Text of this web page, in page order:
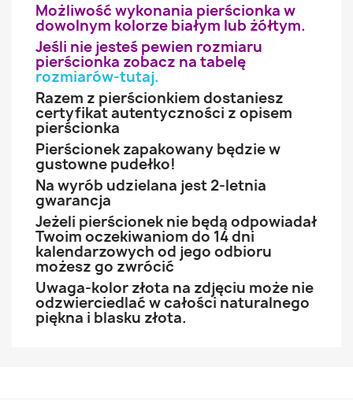
Możliwość wykonania pierścionka w
dowolnym kolorze białym lub żółtym.
Jeśli nie jesteś pewien rozmiaru
pierścionka zobacz na tabelę
rozmiarów-tutaj.
Razem z pierścionkiem dostaniesz
certyfikat autentyczności z opisem
pierścionka
Pierścionek zapakowany będzie w
gustowne pudełko!
Na wyrób udzielana jest 2-letnia
gwarancja
Jeżeli pierścionek nie będą odpowiadał
Twoim oczekiwaniom do 14 dni
kalendarzowych od jego odbioru
możesz go zwrócić
Uwaga-kolor złota na zdjęciu może nie
odzwierciedlać w całości naturalnego
piękna i blasku złota.